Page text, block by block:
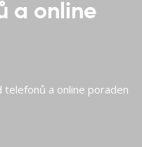
a online
telefonů a online poraden